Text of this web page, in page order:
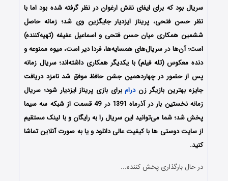
سریال بود که برای ایفای نقش ارغوان در نظر گرفته شده بود اما با
نظر حسن فتحی، پریناز ایزدیار جایگزین وی شد؛ زمانه حاصل
ششمین همکاری میان حسن فتحی و اسماعیل عفیفه (تهیه‌کننده)
است؛ آن‌ها در سریال‌های همسایه‌ها، فردا دیر است، میوه ممنوعه و
دنده معکوس (تله فیلم) با یکدیگر همکاری داشته‌اند؛ سریال زمانه
پس از حضور در چهاردهمین جشن حافظ موفق شد نامزد دریافت
جایزه بهترین بازیگر زندرامبرای بازی پریناز ایزدیار شود؛ سریال
زمانه نخستین بار در آذرماه 1391 در 49 قسمت از شبکه سه سیما
پخش شد؛ شما می‌توانید این سریال را به رایگان و با لینک مستقیم
از سایت دوستی ها با کیفیت عالی دانلود و یا به صورت آنلاین تماشا
کنید.
در حال بارگذاری پخش کننده...